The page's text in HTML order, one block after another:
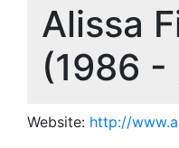
Alissa
(1986 -
Website: http://